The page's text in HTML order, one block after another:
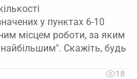
у пунктах 6-10
місцем роботи, за яким
Скажіть, будь
18